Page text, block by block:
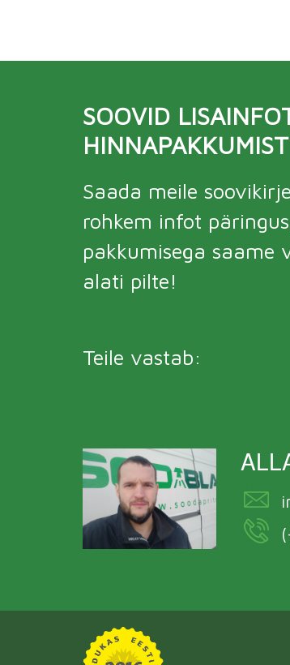
SOOVID
Saada meile
rohkem infot
pakkumisega saame
alati pilte!
Teile vastab: